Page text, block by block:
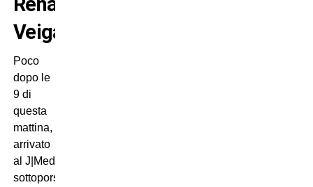
Veiga
Poco
dopo le
9 di
questa
mattina,
arrivato
al J|Medicalper
sottoporsi